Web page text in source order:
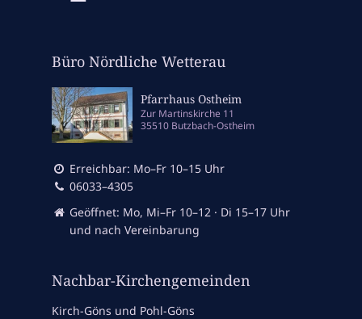
Büro Nördliche Wetterau
Pfarrhaus Ostheim
Zur Martinskirche 11
35510 Butzbach-Ostheim
Erreichbar: Mo–Fr 10–15 Uhr
06033–4305
Geöffnet: Mo, Mi–Fr 10–12 · Di 15–17 Uhr
und nach Vereinbarung
Nachbar-Kirchengemeinden
Kirch-Göns und Pohl-Göns